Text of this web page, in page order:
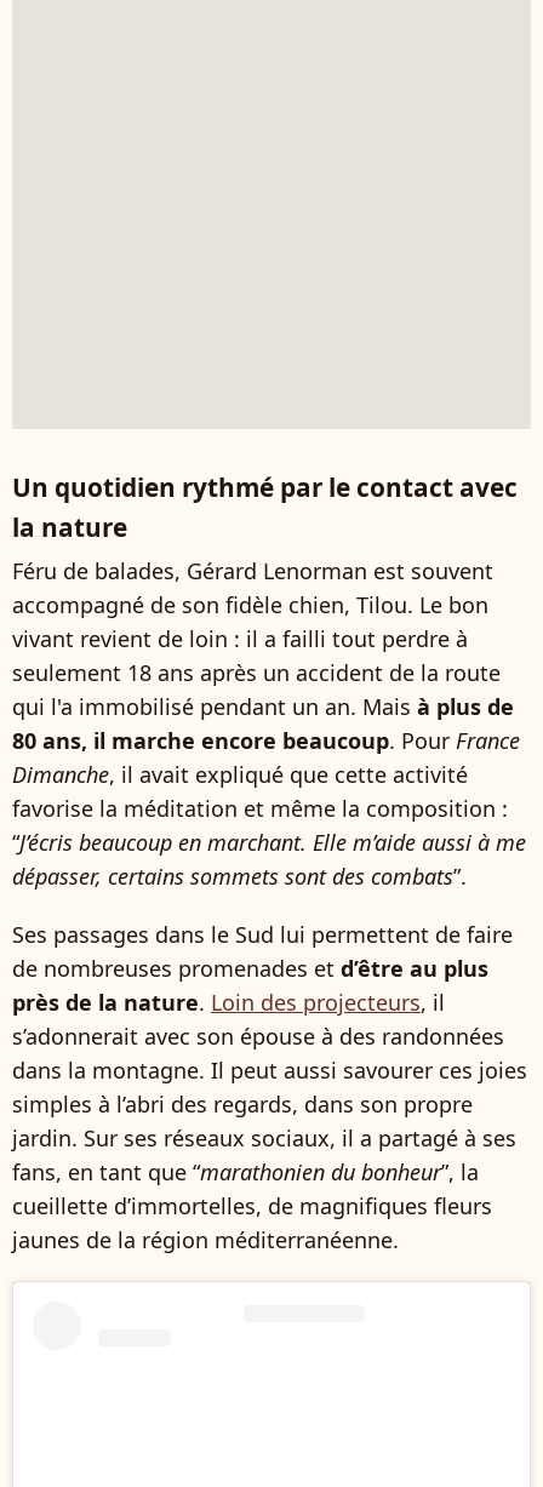
Un quotidien rythmé par le contact avec
la nature
Féru de balades, Gérard Lenorman est souvent
accompagné de son fidèle chien, Tilou. Le bon
vivant revient de loin : il a failli tout perdre à
seulement 18 ans après un accident de la route
qui l'a immobilisé pendant un an. Mais à plus de
80 ans, il marche encore beaucoup. Pour France
Dimanche, il avait expliqué que cette activité
favorise la méditation et même la composition :
“J’écris beaucoup en marchant. Elle m’aide aussi à me
dépasser, certains sommets sont des combats”.
Ses passages dans le Sud lui permettent de faire
de nombreuses promenades et d’être au plus
près de la nature. Loin des projecteurs, il
s’adonnerait avec son épouse à des randonnées
dans la montagne. Il peut aussi savourer ces joies
simples à l’abri des regards, dans son propre
jardin. Sur ses réseaux sociaux, il a partagé à ses
fans, en tant que “marathonien du bonheur”, la
cueillette d’immortelles, de magnifiques fleurs
jaunes de la région méditerranéenne.